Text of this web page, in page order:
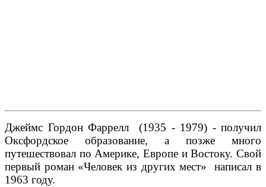
Джеймс Гордон Фаррелл (1935 - 1979) - получил
Оксфордское образование, а позже много
путешествовал по Америке, Европе и Востоку. Свой
первый роман «Человек из других мест» написал в
1963 году.